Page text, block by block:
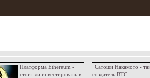
Платформа Ethereum -
стоит ли инвестировать в
Сатоши Накамото -
создатель BTC